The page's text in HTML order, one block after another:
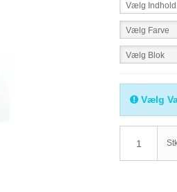
Vælg Indhold
Vælg Farve
Vælg Blok
Vælg